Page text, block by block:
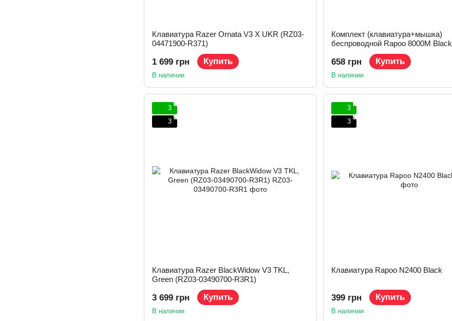
Клавиатура Razer Ornata V3 X UKR (RZ03-
04471900-R371)
1 699 грн Купить
В наличии
Комплект (клавиатура+мышка)
беспроводной Rapoo 8000M Black
658 грн Купить
В наличии
3
3
Клавиатура Razer BlackWidow V3 TKL,
Green (RZ03-03490700-R3R1)
3 699 грн Купить
В наличии
3
3
Клавиатура Rapoo N2400 Black
399 грн Купить
В наличии